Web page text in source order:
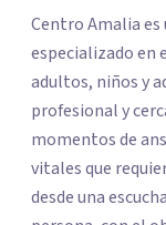
Centro Amalia
especializado en
adultos, niños y
profesional y
momentos de
vitales que requieren
desde una